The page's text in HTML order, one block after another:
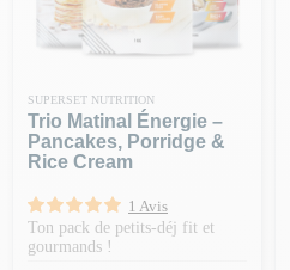
SUPERSET NUTRITION
Trio Matinal Énergie –
Pancakes, Porridge &
Rice Cream
1 Avis
Ton pack de petits-déj fit et
gourmands !